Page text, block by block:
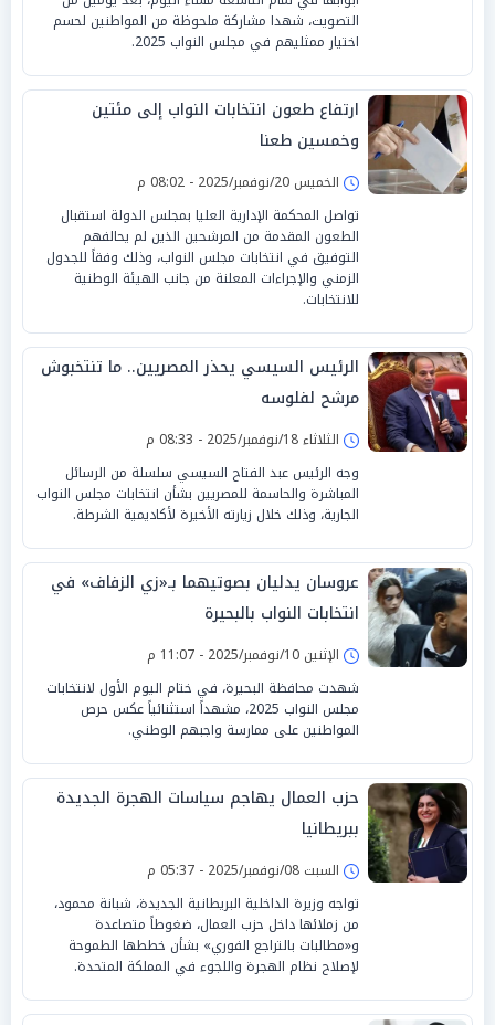
التصويت، شهدا مشاركة ملحوظة من المواطنين لحسم
اختيار ممثليهم في مجلس النواب 2025.
ارتفاع طعون انتخابات النواب إلى مئتين
وخمسين طعنا
الخميس 20/نوفمبر/2025 - 08:02 م
تواصل المحكمة الإدارية العليا بمجلس الدولة استقبال
الطعون المقدمة من المرشحين الذين لم يحالفهم
التوفيق في انتخابات مجلس النواب، وذلك وفقاً للجدول
الزمني والإجراءات المعلنة من جانب الهيئة الوطنية
للانتخابات.
الرئيس السيسي يحذر المصريين.. ما تنتخبوش
مرشح لفلوسه
الثلاثاء 18/نوفمبر/2025 - 08:33 م
وجه الرئيس عبد الفتاح السيسي سلسلة من الرسائل
المباشرة والحاسمة للمصريين بشأن انتخابات مجلس النواب
الجارية، وذلك خلال زيارته الأخيرة لأكاديمية الشرطة.
عروسان يدليان بصوتيهما بـ«زي الزفاف» في
انتخابات النواب بالبحيرة
الإثنين 10/نوفمبر/2025 - 11:07 م
شهدت محافظة البحيرة، في ختام اليوم الأول لانتخابات
مجلس النواب 2025، مشهداً استثنائياً عكس حرص
المواطنين على ممارسة واجبهم الوطني.
حزب العمال يهاجم سياسات الهجرة الجديدة
ببريطانيا
السبت 08/نوفمبر/2025 - 05:37 م
تواجه وزيرة الداخلية البريطانية الجديدة، شبانة محمود،
من زملائها داخل حزب العمال، ضغوطاً متصاعدة
و«مطالبات بالتراجع الفوري» بشأن خططها الطموحة
لإصلاح نظام الهجرة واللجوء في المملكة المتحدة.